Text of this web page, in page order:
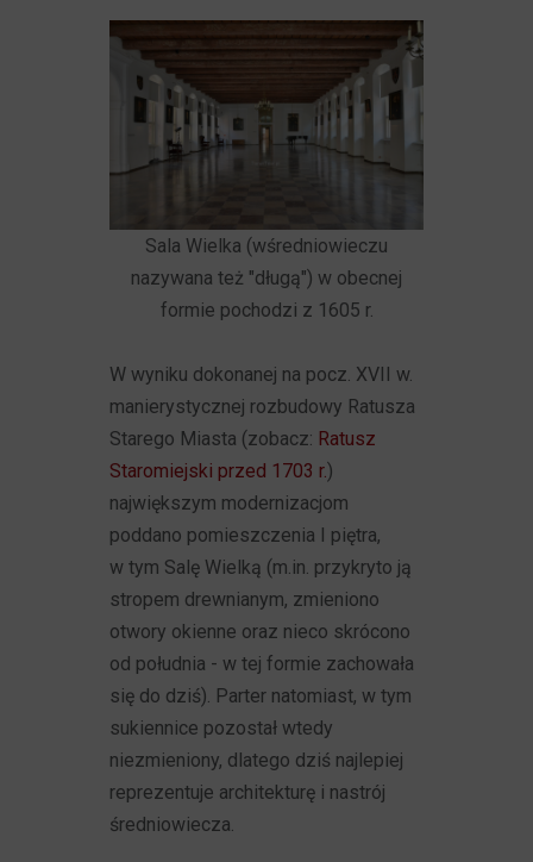
Sala Wielka (wśredniowieczu
nazywana też "długą") w obecnej
formie pochodzi z 1605 r.
W wyniku dokonanej na pocz. XVII w.
manierystycznej rozbudowy Ratusza
Starego Miasta (zobacz: Ratusz
Staromiejski przed 1703 r.)
największym modernizacjom
poddano pomieszczenia I piętra,
w tym Salę Wielką (m.in. przykryto ją
stropem drewnianym, zmieniono
otwory okienne oraz nieco skrócono
od południa - w tej formie zachowała
się do dziś). Parter natomiast, w tym
sukiennice pozostał wtedy
niezmieniony, dlatego dziś najlepiej
reprezentuje architekturę i nastrój
średniowiecza.